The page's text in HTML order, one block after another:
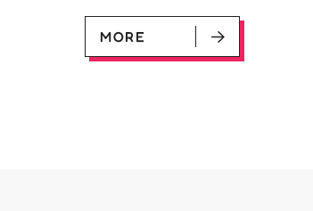
MORE